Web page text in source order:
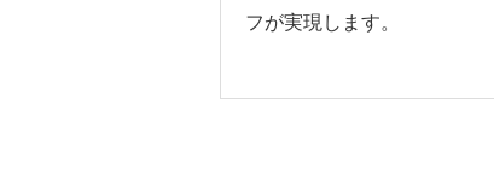
フが実現します。